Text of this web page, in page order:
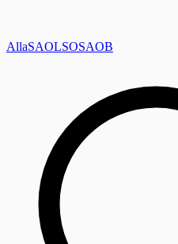
AllaSAOLSOSAOB